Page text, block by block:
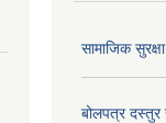
सामाजिक
बोलपत्र दस्तुर